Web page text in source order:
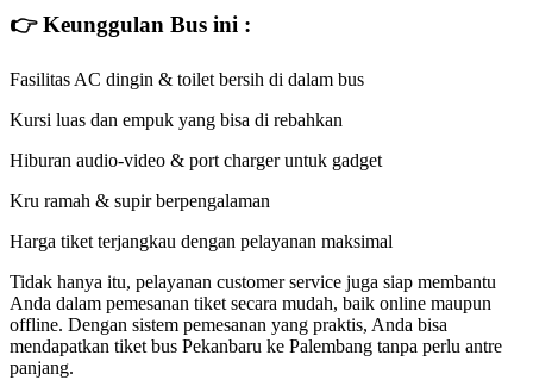
👉 Keunggulan Bus ini :
Fasilitas AC dingin & toilet bersih di dalam bus
Kursi luas dan empuk yang bisa di rebahkan
Hiburan audio-video & port charger untuk gadget
Kru ramah & supir berpengalaman
Harga tiket terjangkau dengan pelayanan maksimal
Tidak hanya itu, pelayanan customer service juga siap membantu
Anda dalam pemesanan tiket secara mudah, baik online maupun
offline. Dengan sistem pemesanan yang praktis, Anda bisa
mendapatkan tiket bus Pekanbaru ke Palembang tanpa perlu antre
panjang.